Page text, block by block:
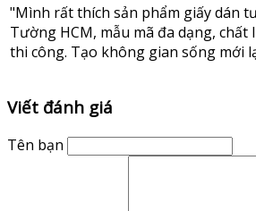
"Mình rất thích sản phẩm giấy dán
Tường HCM, mẫu mã đa dạng,
thi công. Tạo không gian sống mới
Viết đánh giá
Tên bạn